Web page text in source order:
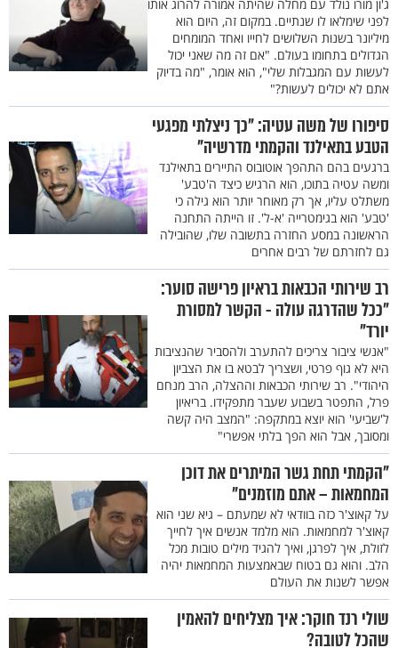
ג'ון מורו נולד עם מחלה שהיתה אמורה להרוג אותו
לפני שימלאו לו שנתיים. במקום זה, היום הוא
מיליונר בשנות השלושים לחייו ואחד המומחים
הגדולים בתחומו בעולם. "אם זה מה שאני יכול
לעשות עם המגבלות שלי", הוא אומר, "מה בדיוק
אתם לא יכולים לעשות?"
סיפורו של משה עטיה: "כך ניצלתי מפגעי
הטבע בתאילנד והקמתי מדרשיה"
ברגעים בהם התהפך אוטובוס התיירים בתאילנד
ומשה עטיה בתוכו, הוא הרגיש כיצד ה'טבע'
משתלט עליו, אך רק מאוחר יותר הוא גילה כי
'טבע' הוא בגימטרייה 'א-ל'. זו הייתה התחנה
הראשונה במסע החזרה בתשובה שלו, שהובילה
גם לחזרתם של רבים אחרים
רב שירותי הכבאות בראיון פרישה סוער:
"ככל שהדרגה עולה - הקשר למסורת
יורד"
"אנשי ציבור צריכים להתערב ולהסביר שהנציבות
היא לא גוף פרטי, ושצריך לבטא בו את הצביון
היהודי". רב שירותי הכבאות וההצלה, הרב מנחם
פרל, התפטר בשבוע שעבר מתפקידו. בריאיון
ל'שביעי' הוא יוצא במתקפה: "המצב היה קשה
ומסובך, אבל הוא הפך בלתי אפשרי"
"הקמתי תחת גשר המיתרים את דוכן
המחמאות – אתם מוזמנים"
על קאוצ'ר כזה בוודאי לא שמעתם – גיא שני הוא
קאוצ'ר למחמאות. הוא מלמד אנשים איך לחייך
לזולת, איך לפרגן, ואיך להגיד מילים טובות מכל
הלב. והוא גם בטוח שבאמצעות המחמאות יהיה
אפשר לשנות את העולם
שולי רנד חוקר: איך מצליחים להאמין
שהכל לטובה?